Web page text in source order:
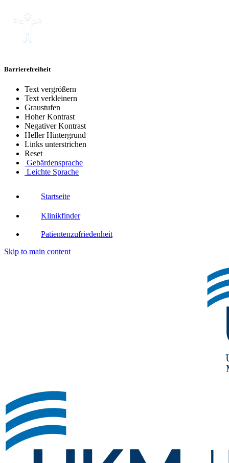
Barrierefreiheit
Text vergrößern
Text verkleinern
Graustufen
Hoher Kontrast
Negativer Kontrast
Heller Hintergrund
Links unterstrichen
Reset
Gebärdensprache
Leichte Sprache
Startseite
Klinikfinder
Patientenzufriedenheit
Skip to main content